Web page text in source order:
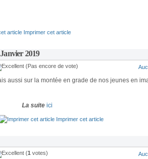
Imprimer cet article
2019
(Pas encore de vote)
aussi sur la montée en grade de nos jeunes en
La suite ici
Imprimer cet article
(1 votes)